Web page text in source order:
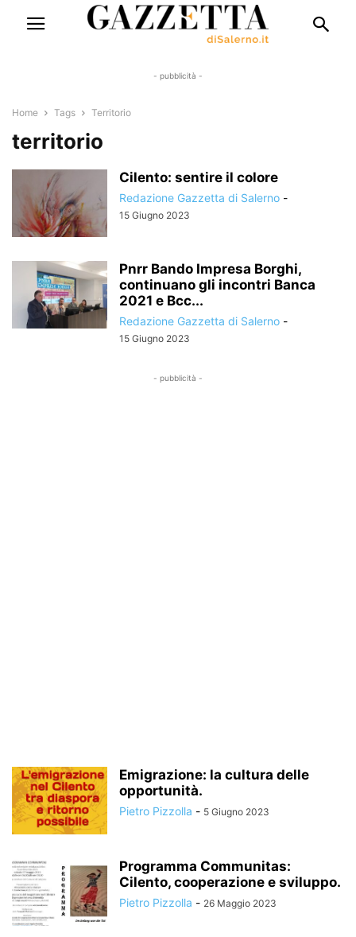
- pubblicità -
Home Tags Territorio
territorio
Cilento: sentire il colore
Redazione Gazzetta di Salerno -
15 Giugno 2023
Pnrr Bando Impresa Borghi,
continuano gli incontri Banca
2021 e Bcc...
Redazione Gazzetta di Salerno -
15 Giugno 2023
- pubblicità -
Emigrazione: la cultura delle
opportunità.
Pietro Pizzolla - 5 Giugno 2023
Programma Communitas:
Cilento, cooperazione e sviluppo.
Pietro Pizzolla - 26 Maggio 2023